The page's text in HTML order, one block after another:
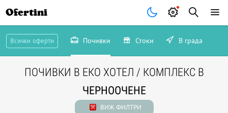
Ofertini
Всички оферти Почивки Стоки В града
ПОЧИВКИ В ЕКО ХОТЕЛ / КОМПЛЕКС В
ЧЕРНООЧЕНЕ
ВИЖ ФИЛТРИ